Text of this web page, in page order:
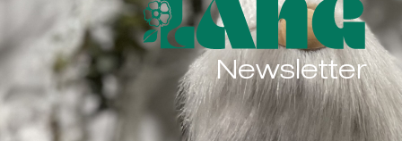
Newsletter